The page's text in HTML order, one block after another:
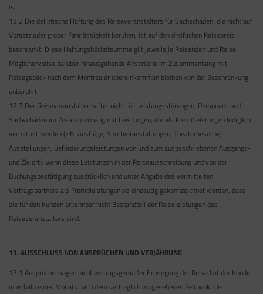
ist.
12.2 Die deliktische Haftung des Reiseveranstalters für Sachschäden, die nicht auf
Vorsatz oder grober Fahrlässigkeit beruhen, ist auf den dreifachen Reisepreis
beschränkt. Diese Haftungshöchstsumme gilt jeweils je Reisenden und Reise.
Möglicherweise darüber hinausgehende Ansprüche im Zusammenhang mit
Reisegepäck nach dem Montrealer übereinkommen bleiben von der Beschränkung
unberührt.
12.3 Der Reiseveranstalter haftet nicht für Leistungsstörungen, Personen- und
Sachschäden im Zusammenhang mit Leistungen, die als Fremdleistungen lediglich
vermittelt werden (z.B. Ausflüge, Sportveranstaltungen, Theaterbesuche,
Ausstellungen, Beförderungsleistungen von und zum ausgeschriebenen Ausgangs-
und Zielort), wenn diese Leistungen in der Reiseausschreibung und von der
Buchungsbestätigung ausdrücklich und unter Angabe des vermittelten
Vertragspartners als Fremdleistungen so eindeutig gekennzeichnet werden, dass
sie für den Kunden erkennbar nicht Bestandteil der Reiseleistungen des
Reiseveranstalters sind.
13. AUSSCHLUSS VON ANSPRÜCHEN UND VERJÄHRUNG
13.1 Ansprüche wegen nicht vertragsgemäßer Erbringung der Reise hat der Kunde
innerhalb eines Monats nach dem vertraglich vorgesehenen Zeitpunkt der